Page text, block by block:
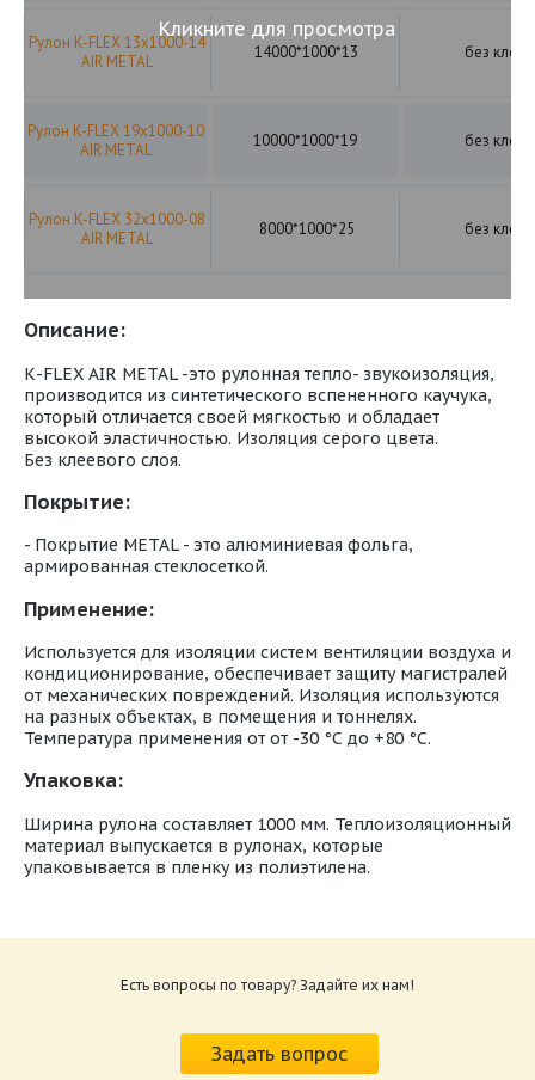
Рулон K-FLEX 13x1000-14
AIR METAL
14000*1000*13 без клея
Рулон K-FLEX 19x1000-10
AIR METAL
10000*1000*19 без клея
Рулон K-FLEX 32x1000-08
AIR METAL
8000*1000*25 без клея
Кликните для просмотра
Описание:
К-FLEX AIR METAL -это рулонная тепло- звукоизоляция,
производится из синтетического вспененного каучука,
который отличается своей мягкостью и обладает
высокой эластичностью. Изоляция серого цвета.
Без клеевого слоя.
Покрытие:
- Покрытие METAL - это алюминиевая фольга,
армированная стеклосеткой.
Применение:
Используется для изоляции систем вентиляции воздуха и
кондиционирование, обеспечивает защиту магистралей
от механических повреждений. Изоляция используются
на разных объектах, в помещения и тоннелях.
Температура применения от от -30 °С до +80 °С.
Упаковка:
Ширина рулона составляет 1000 мм. Теплоизоляционный
материал выпускается в рулонах, которые
упаковывается в пленку из полиэтилена.
Температурный диапазон, °C
от -30 до +80
теплопроводности, Вт/(м*°С)
0,034
0,036
Размер: 679.2 Кб
Сертификат пожарной безопасности METAL
Есть вопросы по товару? Задайте их нам!
Задать вопрос